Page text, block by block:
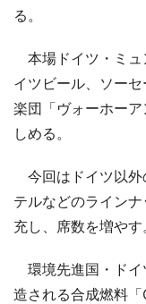
る。
本場ドイツ・ミュ
イツビール、ソー
楽団「ヴォーホー
しめる。
今回はドイツ以外
テルなどのライン
充し、席数を増やす
環境先進国・ドイ
造される合成燃料